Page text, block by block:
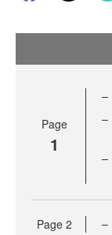
Page
1
Page 2